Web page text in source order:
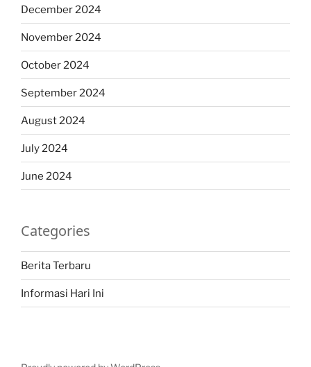
December 2024
November 2024
October 2024
September 2024
August 2024
July 2024
June 2024
Categories
Berita Terbaru
Informasi Hari Ini